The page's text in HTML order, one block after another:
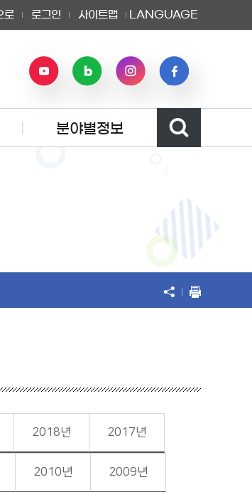
로 로그인 사이트맵 LANGUAGE
분야별정보
2018년 2017년
2010년 2009년